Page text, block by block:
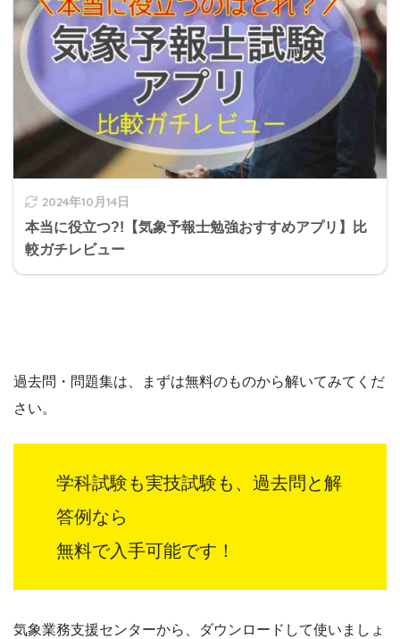
2024年10月14日
本当に役立つ?!【気象予報士勉強おすすめアプリ】比
較ガチレビュー
過去問・問題集は、まずは無料のものから解いてみてくだ
さい。
学科試験も実技試験も、過去問と解
答例なら
無料で入手可能です！
気象業務支援センターから、ダウンロードして使いましょ